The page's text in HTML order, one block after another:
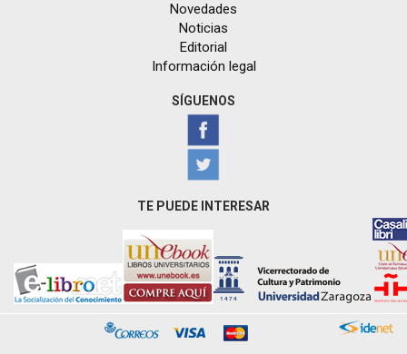
Novedades
Noticias
Editorial
Información legal
SÍGUENOS
TE PUEDE INTERESAR